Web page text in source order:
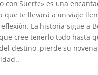
con Suerte» es una
que te llevará a un viaje
La historia sigue a
cree tenerlo todo hasta
destino, pierde su novena